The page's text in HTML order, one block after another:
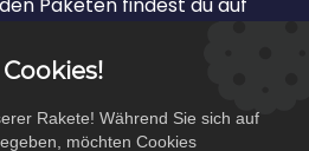
Rakete! Während Sie sich auf
möchten Cookies